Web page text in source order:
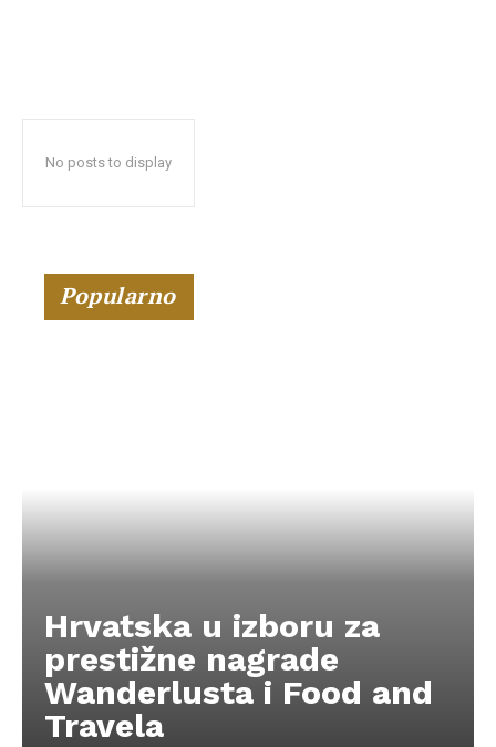
No posts to display
Popularno
Hrvatska u izboru za
prestižne nagrade
Wanderlusta i Food and
Travela